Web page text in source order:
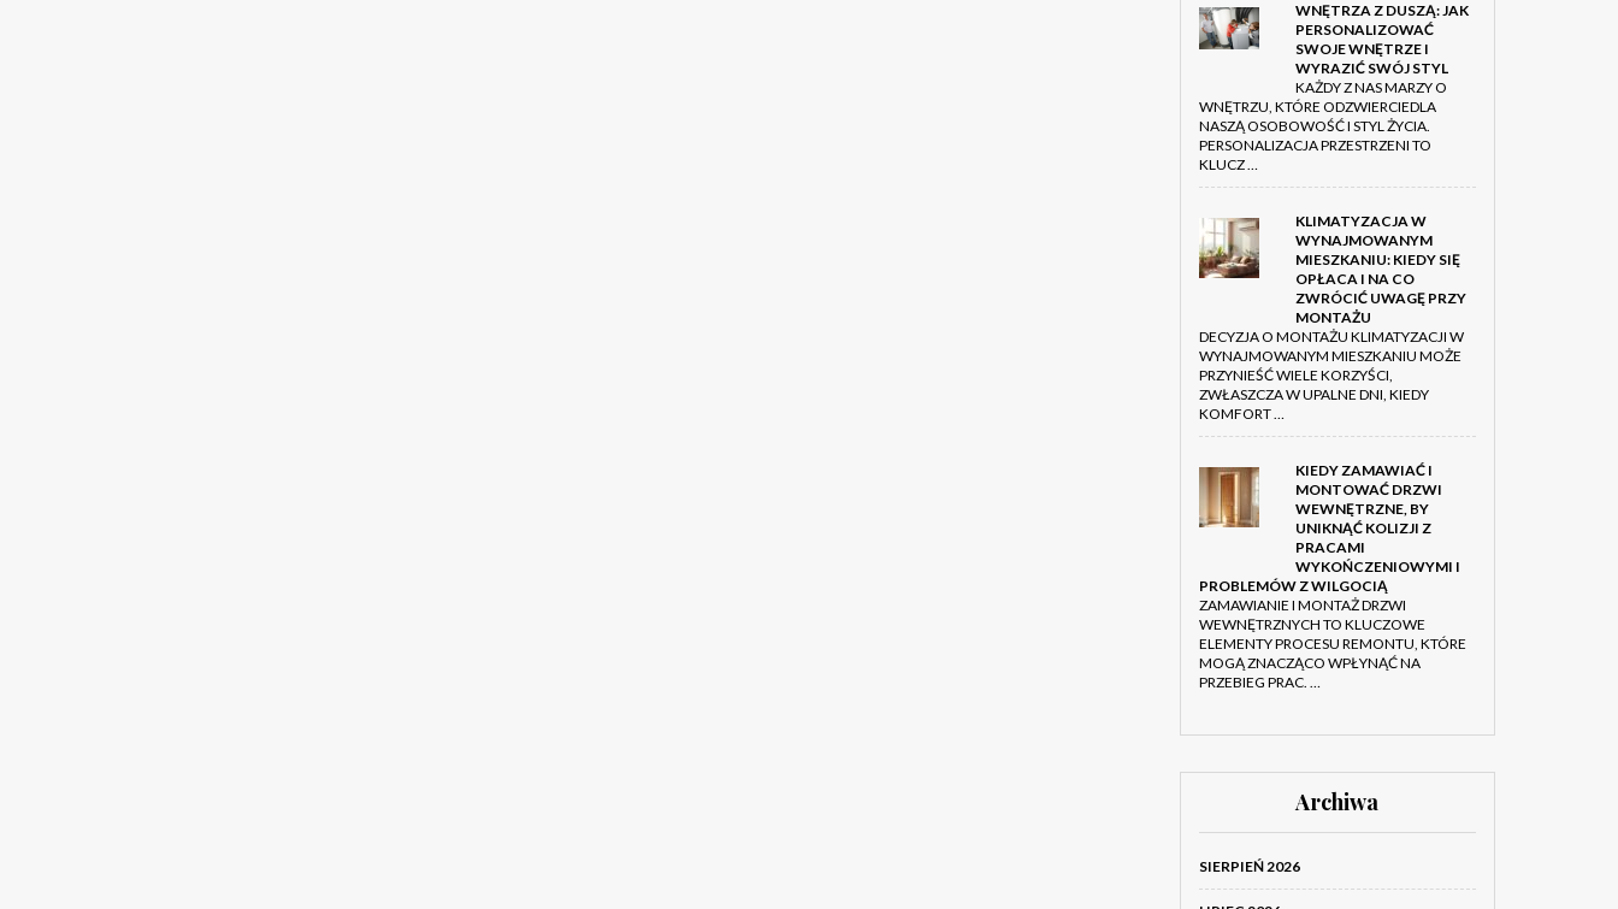
WNĘTRZA Z DUSZĄ: JAK
PERSONALIZOWAĆ
SWOJE WNĘTRZE I
WYRAZIĆ SWÓJ STYL
KAŻDY Z NAS MARZY O
WNĘTRZU, KTÓRE ODZWIERCIEDLA
NASZĄ OSOBOWOŚĆ I STYL ŻYCIA.
PERSONALIZACJA PRZESTRZENI TO
KLUCZ …
KLIMATYZACJA W
WYNAJMOWANYM
MIESZKANIU: KIEDY SIĘ
OPŁACA I NA CO
ZWRÓCIĆ UWAGĘ PRZY
MONTAŻU
DECYZJA O MONTAŻU KLIMATYZACJI W
WYNAJMOWANYM MIESZKANIU MOŻE
PRZYNIEŚĆ WIELE KORZYŚCI,
ZWŁASZCZA W UPALNE DNI, KIEDY
KOMFORT …
KIEDY ZAMAWIAĆ I
MONTOWAĆ DRZWI
WEWNĘTRZNE, BY
UNIKNĄĆ KOLIZJI Z
PRACAMI
WYKOŃCZENIOWYMI I
PROBLEMÓW Z WILGOCIĄ
ZAMAWIANIE I MONTAŻ DRZWI
WEWNĘTRZNYCH TO KLUCZOWE
ELEMENTY PROCESU REMONTU, KTÓRE
MOGĄ ZNACZĄCO WPŁYNĄĆ NA
PRZEBIEG PRAC. …
Archiwa
SIERPIEŃ 2026